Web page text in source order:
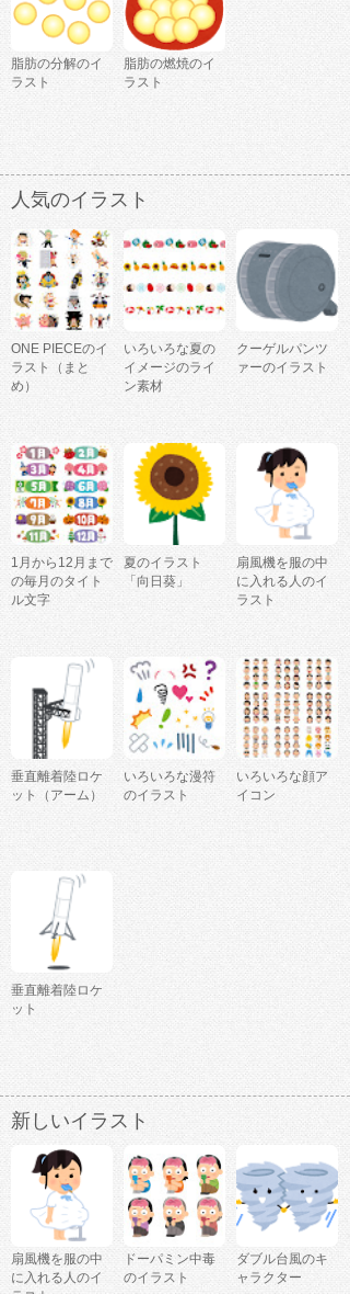
脂肪の分解のイ
ラスト
脂肪の燃焼のイ
ラスト
人気のイラスト
ONE PIECEのイ
ラスト（まと
め）
いろいろな夏の
イメージのライ
ン素材
クーゲルパンツ
ァーのイラスト
1月から12月まで
の毎月のタイト
ル文字
夏のイラスト
「向日葵」
扇風機を服の中
に入れる人のイ
ラスト
垂直離着陸ロケ
ット（アーム）
いろいろな漫符
のイラスト
いろいろな顔ア
イコン
垂直離着陸ロケ
ット
新しいイラスト
扇風機を服の中
に入れる人のイ
ドーパミン中毒
のイラスト
ダブル台風のキ
ャラクター